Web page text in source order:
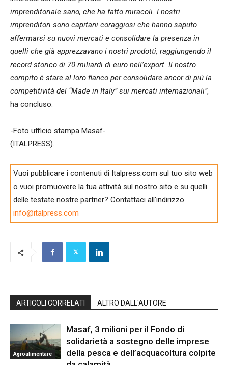
imprenditoriale sano, che ha fatto miracoli. I nostri
imprenditori sono capitani coraggiosi che hanno saputo
affermarsi su nuovi mercati e consolidare la presenza in
quelli che già apprezzavano i nostri prodotti, raggiungendo il
record storico di 70 miliardi di euro nell’export. Il nostro
compito è stare al loro fianco per consolidare ancor di più la
competitività del “Made in Italy” sui mercati internazionali”,
ha concluso.
-Foto ufficio stampa Masaf-
(ITALPRESS).
Vuoi pubblicare i contenuti di Italpress.com sul tuo sito web
o vuoi promuovere la tua attività sul nostro sito e su quelli
delle testate nostre partner? Contattaci all'indirizzo
info@italpress.com
ARTICOLI CORRELATI ALTRO DALL'AUTORE
Agroalimentare
Masaf, 3 milioni per il Fondo di
solidarietà a sostegno delle imprese
della pesca e dell’acquacoltura colpite